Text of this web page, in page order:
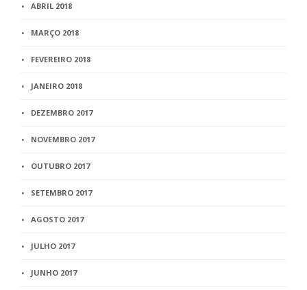
ABRIL 2018
MARÇO 2018
FEVEREIRO 2018
JANEIRO 2018
DEZEMBRO 2017
NOVEMBRO 2017
OUTUBRO 2017
SETEMBRO 2017
AGOSTO 2017
JULHO 2017
JUNHO 2017